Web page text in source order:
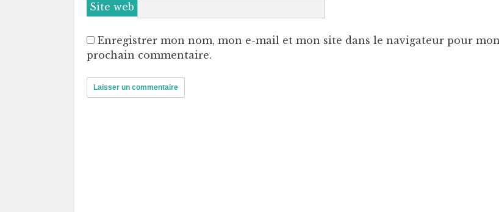
Site web
Enregistrer mon nom, mon e-mail et mon site dans le navigateur pour mon
prochain commentaire.